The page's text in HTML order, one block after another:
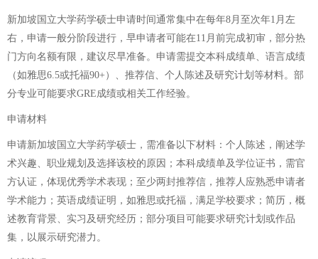
新加坡国立大学药学硕士申请时间通常集中在每年8月至次年1月左
右，申请一般分阶段进行，早申请者可能在11月前完成初审，部分热
门方向名额有限，建议尽早准备。申请需提交本科成绩单、语言成绩
（如雅思6.5或托福90+）、推荐信、个人陈述及研究计划等材料。部
分专业可能要求GRE成绩或相关工作经验。
申请材料
申请新加坡国立大学药学硕士，需准备以下材料：个人陈述，阐述学
术兴趣、职业规划及选择该校的原因；本科成绩单及学位证书，需官
方认证，体现优秀学术表现；至少两封推荐信，推荐人应熟悉申请者
学术能力；英语成绩证明，如雅思或托福，满足学校要求；简历，概
述教育背景、实习及研究经历；部分项目可能要求研究计划或作品
集，以展示研究潜力。